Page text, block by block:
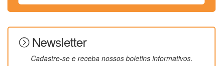
Newsletter
Cadastre-se e receba nossos boletins informativos.